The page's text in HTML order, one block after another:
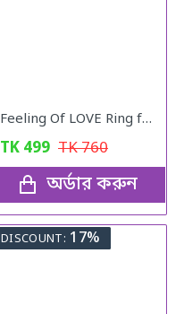
Feeling Of LOVE Ring for women
TK 499 TK760
অর্ডার করুন
DISCOUNT: 17%